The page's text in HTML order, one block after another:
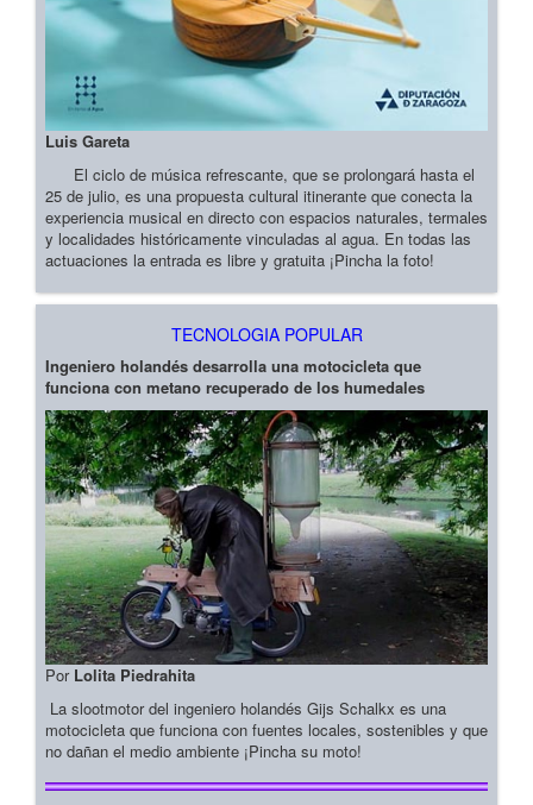
Luis Gareta
El ciclo de música refrescante, que se prolongará hasta el
25 de julio, es una propuesta cultural itinerante que conecta la
experiencia musical en directo con espacios naturales, termales
y localidades históricamente vinculadas al agua. En todas las
actuaciones la entrada es libre y gratuita ¡Pincha la foto!
TECNOLOGIA POPULAR
Ingeniero holandés desarrolla una motocicleta que
funciona con metano recuperado de los humedales
Por Lolita Piedrahita
La slootmotor del ingeniero holandés Gijs Schalkx es una
motocicleta que funciona con fuentes locales, sostenibles y que
no dañan el medio ambiente ¡Pincha su moto!